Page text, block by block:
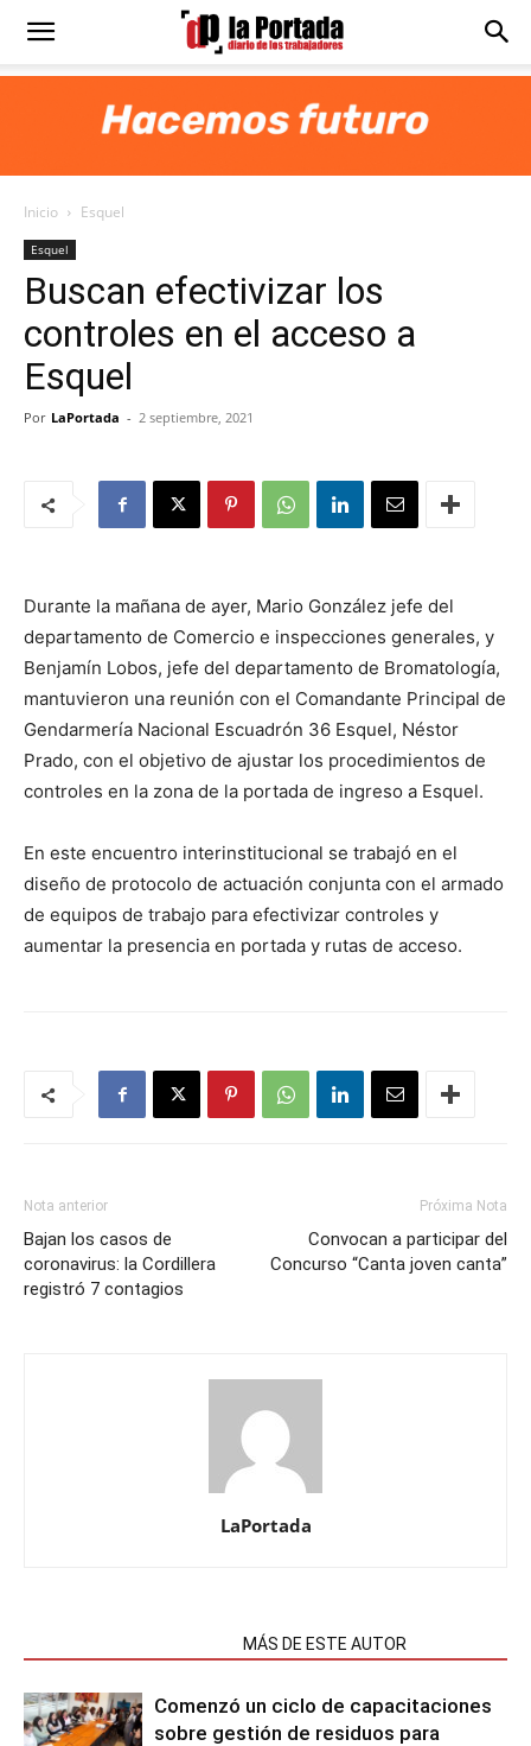
Diario
Portada
Inicio Esquel
Esquel
Buscan efectivizar los
controles en el acceso a
Esquel
Por LaPortada - 2 septiembre, 2021
Durante la mañana de ayer, Mario González jefe del
departamento de Comercio e inspecciones generales, y
Benjamín Lobos, jefe del departamento de Bromatología,
mantuvieron una reunión con el Comandante Principal de
Gendarmería Nacional Escuadrón 36 Esquel, Néstor
Prado, con el objetivo de ajustar los procedimientos de
controles en la zona de la portada de ingreso a Esquel.
En este encuentro interinstitucional se trabajó en el
diseño de protocolo de actuación conjunta con el armado
de equipos de trabajo para efectivizar controles y
aumentar la presencia en portada y rutas de acceso.
Nota anterior
Bajan los casos de
coronavirus: la Cordillera
registró 7 contagios
Próxima Nota
Convocan a participar del
Concurso “Canta joven canta”
LaPortada
MÁS DE ESTE AUTOR
Comenzó un ciclo de capacitaciones
sobre gestión de residuos para